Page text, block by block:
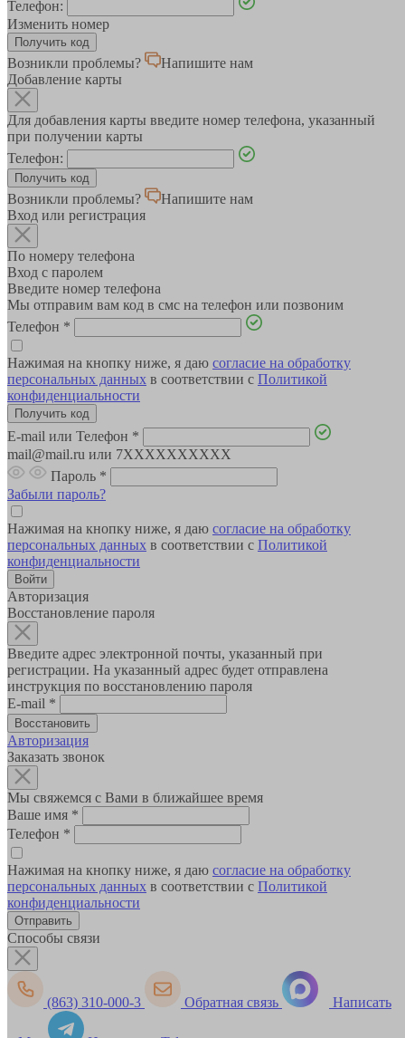
Телефон:
Изменить номер
Возникли проблемы?
Напишите нам
Добавление карты
Для добавления карты введите номер телефона, указанный
при получении карты
Телефон:
Возникли проблемы?
Напишите нам
Вход или регистрация
По номеру телефона
Вход с паролем
Введите номер телефона
Мы отправим вам код в смс на телефон или позвоним
Телефон *
Нажимая на кнопку ниже, я даю согласие на обработку
персональных данных в соответствии с Политикой
конфиденциальности
E-mail или Телефон *
mail@mail.ru или 7XXXXXXXXXX
Пароль *
Забыли пароль?
Нажимая на кнопку ниже, я даю согласие на обработку
персональных данных в соответствии с Политикой
конфиденциальности
Авторизация
Восстановление пароля
Введите адрес электронной почты, указанный при
регистрации. На указанный адрес будет отправлена
инструкция по восстановлению пароля
E-mail *
Авторизация
Заказать звонок
Мы свяжемся с Вами в ближайшее время
Ваше имя *
Телефон *
Нажимая на кнопку ниже, я даю согласие на обработку
персональных данных в соответствии с Политикой
конфиденциальности
Способы связи
(863) 310-000-3 Обратная связь Написать